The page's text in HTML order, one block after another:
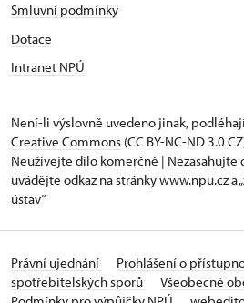
Smluvní podmínky
Dotace
Intranet NPÚ
Není-li výslovně uvedeno jinak,
Creative Commons (CC BY-NC-ND 3.0
Neužívejte dílo komerčně | Nezasahujte
uvádějte odkaz na stránky www.npu.cz a
ústav“
Právní ujednání Prohlášení o
spotřebitelských sporů
Všeobecné